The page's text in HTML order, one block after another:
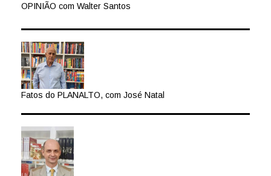
OPINIÃO com Walter Santos
Fatos do PLANALTO, com José Natal